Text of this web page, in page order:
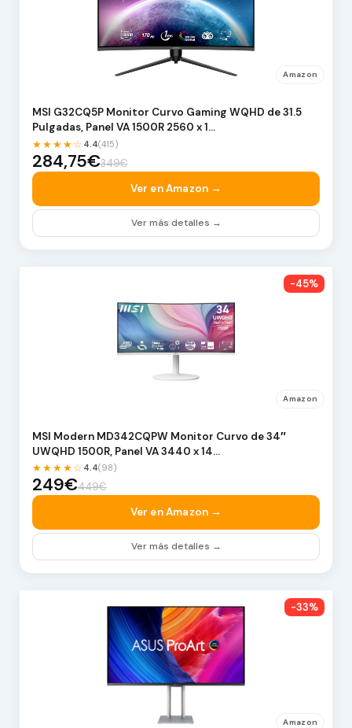
Amazon
MSI G32CQ5P Monitor Curvo Gaming WQHD de 31.5
Pulgadas, Panel VA 1500R 2560 x 1…
★★★★☆ 4.4(415)
284,75€349€
Ver en Amazon →
Ver más detalles →
-45%
Amazon
MSI Modern MD342CQPW Monitor Curvo de 34″
UWQHD 1500R, Panel VA 3440 x 14…
★★★★☆ 4.4(98)
249€449€
Ver en Amazon →
Ver más detalles →
-33%
Amazon